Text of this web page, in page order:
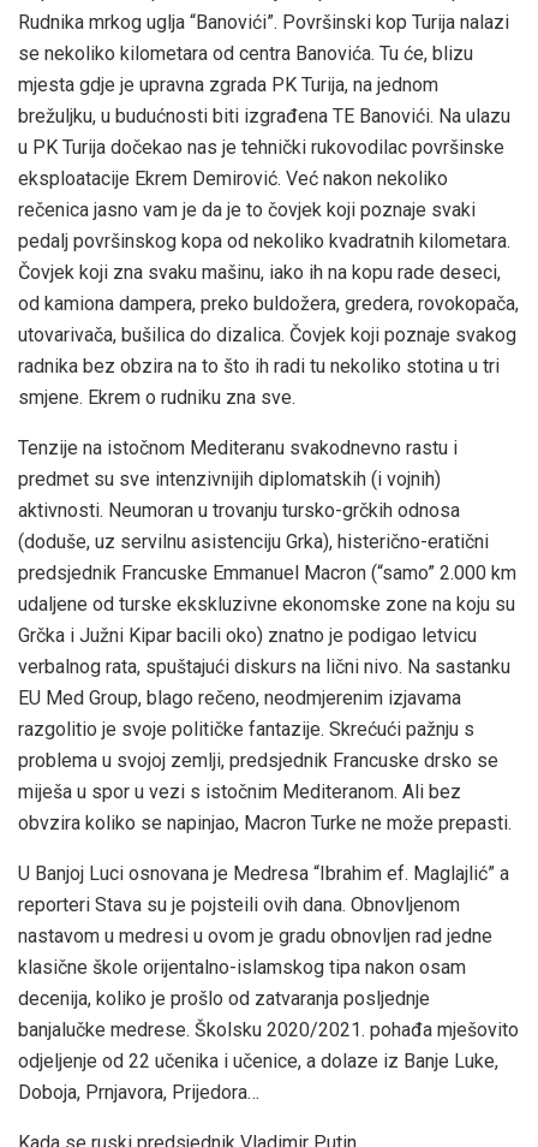
Rudnika mrkog uglja “Banovići”. Površinski kop Turija nalazi
se nekoliko kilometara od centra Banovića. Tu će, blizu
mjesta gdje je upravna zgrada PK Turija, na jednom
brežuljku, u budućnosti biti izgrađena TE Banovići. Na ulazu
u PK Turija dočekao nas je tehnički rukovodilac površinske
eksploatacije Ekrem Demirović. Već nakon nekoliko
rečenica jasno vam je da je to čovjek koji poznaje svaki
pedalj površinskog kopa od nekoliko kvadratnih kilometara.
Čovjek koji zna svaku mašinu, iako ih na kopu rade deseci,
od kamiona dampera, preko buldožera, gredera, rovokopača,
utovarivača, bušilica do dizalica. Čovjek koji poznaje svakog
radnika bez obzira na to što ih radi tu nekoliko stotina u tri
smjene. Ekrem o rudniku zna sve.
Tenzije na istočnom Mediteranu svakodnevno rastu i
predmet su sve intenzivnijih diplomatskih (i vojnih)
aktivnosti. Neumoran u trovanju tursko-grčkih odnosa
(doduše, uz servilnu asistenciju Grka), histerično-eratični
predsjednik Francuske Emmanuel Macron (“samo” 2.000 km
udaljene od turske ekskluzivne ekonomske zone na koju su
Grčka i Južni Kipar bacili oko) znatno je podigao letvicu
verbalnog rata, spuštajući diskurs na lični nivo. Na sastanku
EU Med Group, blago rečeno, neodmjerenim izjavama
razgolitio je svoje političke fantazije. Skrećući pažnju s
problema u svojoj zemlji, predsjednik Francuske drsko se
miješa u spor u vezi s istočnim Mediteranom. Ali bez
obvzira koliko se napinjao, Macron Turke ne može prepasti.
U Banjoj Luci osnovana je Medresa “Ibrahim ef. Maglajlić” a
reporteri Stava su je pojsteili ovih dana. Obnovljenom
nastavom u medresi u ovom je gradu obnovljen rad jedne
klasične škole orijentalno-islamskog tipa nakon osam
decenija, koliko je prošlo od zatvaranja posljednje
banjalučke medrese. Školsku 2020/2021. pohađa mješovito
odjeljenje od 22 učenika i učenice, a dolaze iz Banje Luke,
Doboja, Prnjavora, Prijedora…
Kada se ruski predsjednik Vladimir Putin